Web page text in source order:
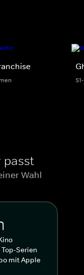
passt
Wahl
Serien
mit Apple